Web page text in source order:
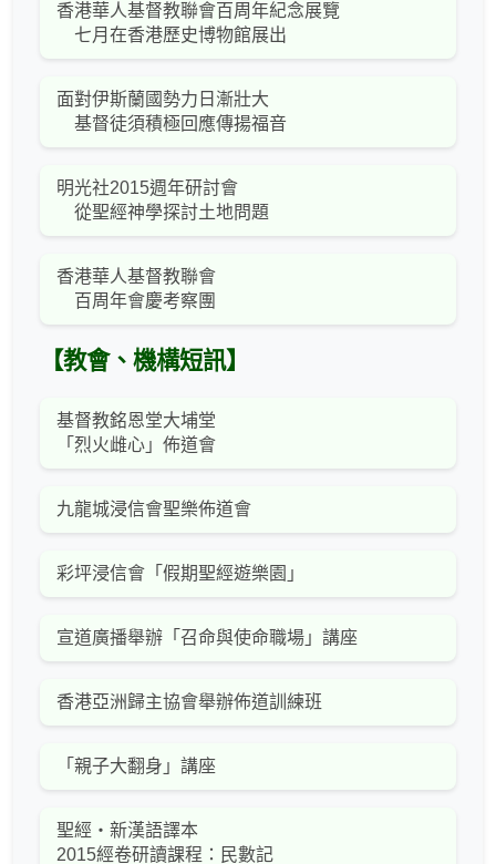
香港華人基督教聯會百周年紀念展覽
七月在香港歷史博物館展出
面對伊斯蘭國勢力日漸壯大
基督徒須積極回應傳揚福音
明光社2015週年研討會
從聖經神學探討土地問題
香港華人基督教聯會
百周年會慶考察團
【教會、機構短訊】
基督教銘恩堂大埔堂
「烈火雌心」佈道會
九龍城浸信會聖樂佈道會
彩坪浸信會「假期聖經遊樂園」
宣道廣播舉辦「召命與使命職場」講座
香港亞洲歸主協會舉辦佈道訓練班
「親子大翻身」講座
聖經‧新漢語譯本
2015經卷研讀課程：民數記